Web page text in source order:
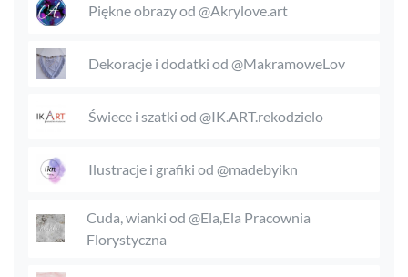
Piękne obrazy od @Akrylove.art
Dekoracje i dodatki od @MakramoweLov
Świece i szatki od @IK.ART.rekodzielo
Ilustracje i grafiki od @madebyikn
Cuda, wianki od @Ela,Ela Pracownia
Florystyczna